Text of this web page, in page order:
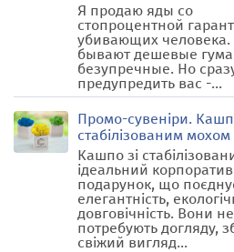
Я продаю яды со
стопроцентной
убивающих
бывают дешевые
безупречные. Но
предупредить вас -...
Промо-сувеніри.
стабілізованим мохом
Кашпо зі
ідеальний
подарунок, що
елегантність,
довговічність. Вони не
потребують догляду,
свіжий вигляд...